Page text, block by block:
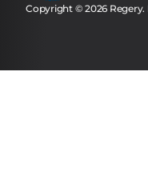
Copyright © 2026 Regery.